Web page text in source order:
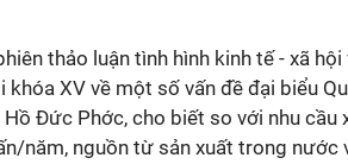
thảo luận tình hình kinh tế - xã hội
XV về một số vấn đề đại biểu
Đức Phớc, cho biết so với nhu cầu
năm, nguồn từ sản xuất trong nước